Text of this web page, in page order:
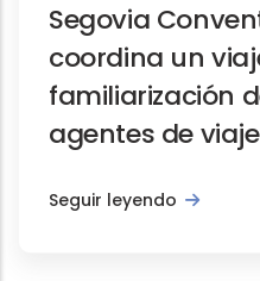
Segovia
coordina un
familiarización
agentes de
Seguir leyendo